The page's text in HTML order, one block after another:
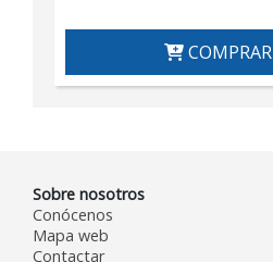
COMPRAR
Sobre nosotros
Conócenos
Mapa web
Contactar